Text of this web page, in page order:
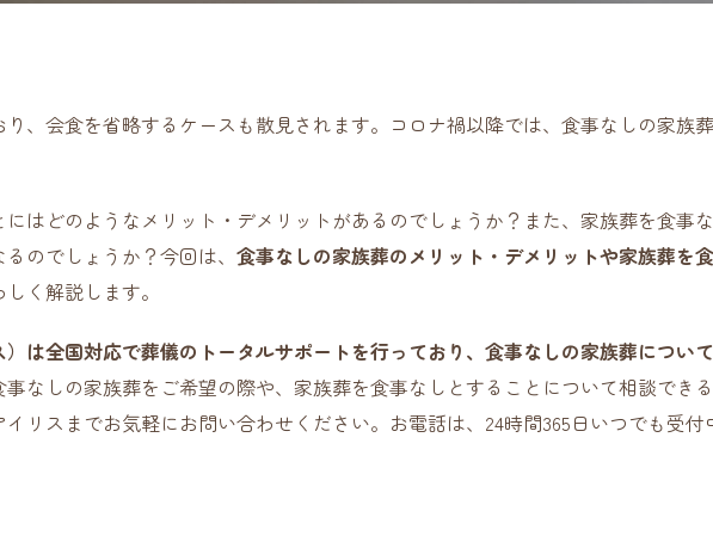
、会食を省略するケースも散見されます。コロナ禍以降では、食事なしの家族
はどのようなメリット・デメリットがあるのでしょうか？また、家族葬を食事
のでしょうか？今回は、 食事なしの家族葬のメリット・デメリットや家族葬を
く解説します。
は全国対応で葬儀のトータルサポートを行っており、食事なしの家族葬につい
事なしの家族葬をご希望の際や、家族葬を食事なしとすることについて相談でき
リスまでお気軽にお問い合わせください。お電話は、24時間365日いつでも受付